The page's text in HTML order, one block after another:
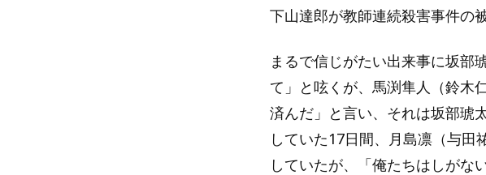
下山達郎が教師連続殺害事件の
まるで信じがたい出来事に坂部
て」と呟くが、馬渕隼人（鈴木
済んだ」と言い、それは坂部琥
していた17日間、月島凛（与
していたが、「俺たちはしがな